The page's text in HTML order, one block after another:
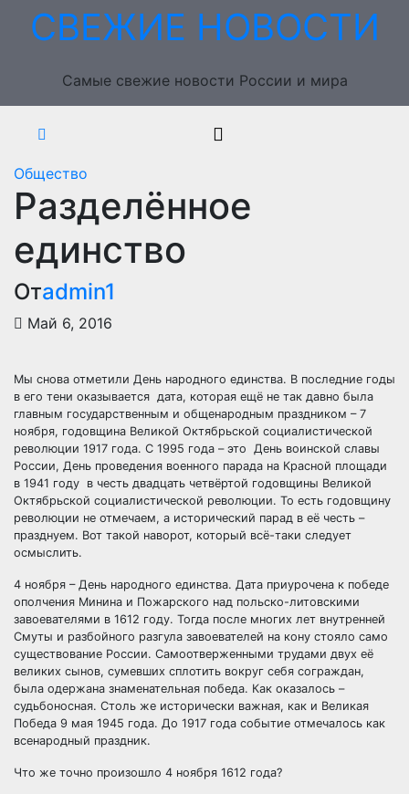
ПерейтиСВЕЖИЕ НОВОСТИ
Самые свежие новости России и мира
Общество
Разделённое
единство
Отadmin1
Май 6, 2016
Мы снова отметили День народного единства. В последние годы
в его тени оказывается дата, которая ещё не так давно была
главным государственным и общенародным праздником – 7
ноября, годовщина Великой Октябрьской социалистической
революции 1917 года. С 1995 года – это День воинской славы
России, День проведения военного парада на Красной площади
в 1941 году в честь двадцать четвёртой годовщины Великой
Октябрьской социалистической революции. То есть годовщину
революции не отмечаем, а исторический парад в её честь –
празднуем. Вот такой наворот, который всё-таки следует
осмыслить.
4 ноября – День народного единства. Дата приурочена к победе
ополчения Минина и Пожарского над польско-литовскими
завоевателями в 1612 году. Тогда после многих лет внутренней
Смуты и разбойного разгула завоевателей на кону стояло само
существование России. Самоотверженными трудами двух её
великих сынов, сумевших сплотить вокруг себя сограждан,
была одержана знаменательная победа. Как оказалось –
судьбоносная. Столь же исторически важная, как и Великая
Победа 9 мая 1945 года. До 1917 года событие отмечалось как
всенародный праздник.
Что же точно произошло 4 ноября 1612 года?